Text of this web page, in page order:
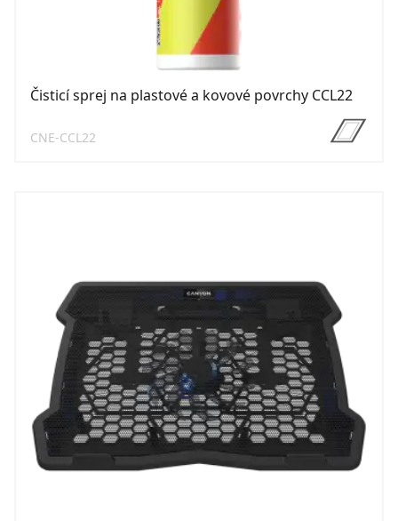
Čisticí sprej na plastové a kovové povrchy CCL22
CNE-CCL22